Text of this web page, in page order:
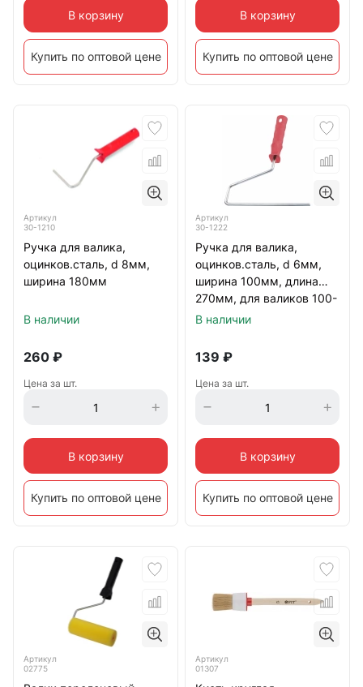
В корзину
Купить по оптовой цене
В корзину
Купить по оптовой цене
Артикул
30-1210
Ручка для валика,
оцинков.сталь, d 8мм,
ширина 180мм
В наличии
260 ₽
Цена за шт.
В корзину
Купить по оптовой цене
Артикул
30-1222
Ручка для валика,
оцинков.сталь, d 6мм,
ширина 100мм, длина
270мм, для валиков 100-
150мм
В наличии
139 ₽
Цена за шт.
В корзину
Купить по оптовой цене
Артикул
02775
Артикул
01307